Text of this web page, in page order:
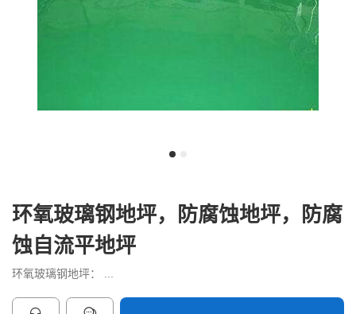
环氧玻璃钢地坪，防腐蚀地坪，防腐
蚀自流平地坪
环氧玻璃钢地坪： ...